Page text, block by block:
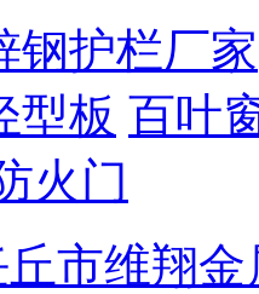
钢护栏厂家
型板 百叶
火门
丘市维翔